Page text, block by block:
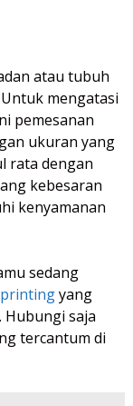
atau tubuh
mengatasi
pemesanan
ukuran yang
rata dengan
kebesaran
kenyamanan
sedang
yang
Hubungi saja
tercantum di